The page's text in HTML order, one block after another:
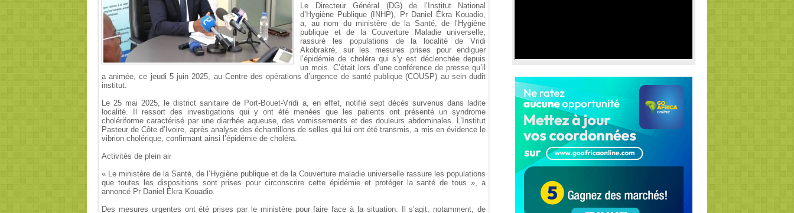
Le Directeur Général (DG) de l’Institut National
d’Hygiène Publique (INHP), Pr Daniel Ékra Kouadio,
a, au nom du ministère de la Santé, de l’Hygiène
publique et de la Couverture Maladie universelle,
rassuré les populations de la localité de Vridi
Akobrakré, sur les mesures prises pour endiguer
l’épidémie de choléra qui s’y est déclenchée depuis
un mois. C’était lors d’une conférence de presse qu’il
a animée, ce jeudi 5 juin 2025, au Centre des opérations d’urgence de santé publique (COUSP) au sein dudit
institut.
Le 25 mai 2025, le district sanitaire de Port-Bouet-Vridi a, en effet, notifié sept décès survenus dans ladite
localité. Il ressort des investigations qui y ont été menées que les patients ont présenté un syndrome
cholériforme caractérisé par une diarrhée aqueuse, des vomissements et des douleurs abdominales. L’Institut
Pasteur de Côte d’Ivoire, après analyse des échantillons de selles qui lui ont été transmis, a mis en évidence le
vibrion cholérique, confirmant ainsi l’épidémie de choléra.
Activités de plein air
« Le ministère de la Santé, de l’Hygiène publique et de la Couverture maladie universelle rassure les populations
que toutes les dispositions sont prises pour circonscrire cette épidémie et protéger la santé de tous », a
annoncé Pr Daniel Ékra Kouadio.
Des mesures urgentes ont été prises par le ministère pour faire face à la situation. Il s’agit, notamment, de